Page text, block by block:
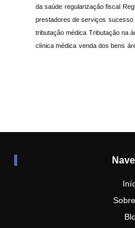
da saúde regularização fiscal
prestadores de serviços sucesso
tributação médica Tributação na
clínica médica venda dos bens